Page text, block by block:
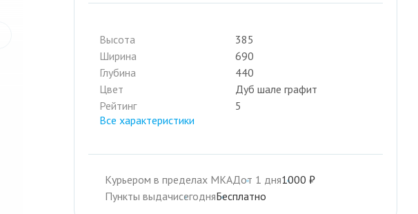
Высота
385
Ширина
690
Глубина
440
Цвет
Дуб шале графит
Рейтинг
5
Все характеристики
Курьером в пределах МКАДот 1 дня1000 ₽
Пункты выдачисегодняБесплатно